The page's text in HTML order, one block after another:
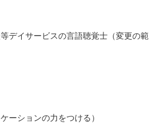
等デイサービスの言語聴覚士（変更の範
ーションの力をつける）